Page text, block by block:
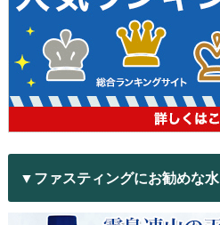
▼ファスティングにお勧めな水